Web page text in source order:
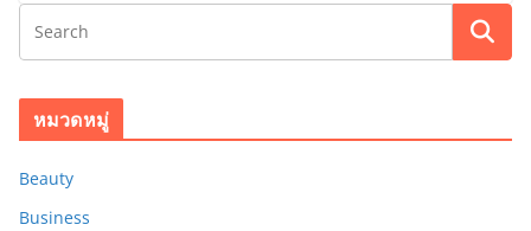
หมวดหมู่
Beauty
Business